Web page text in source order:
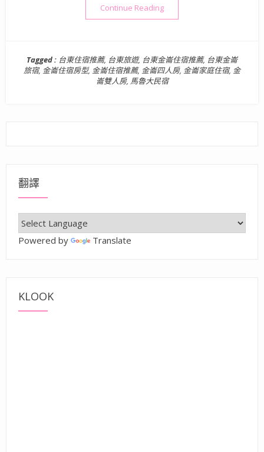
Continue Reading“台東金崙住宿》馬魯大民宿
Tagged : 台東住宿推薦, 台東旅遊, 台東金崙住宿推薦, 台東金崙
旅宿, 金崙住宿房型, 金崙住宿推薦, 金崙四人房, 金崙家庭住宿, 金
崙雙人房, 馬魯大民宿
翻譯
Powered by Translate
KLOOK